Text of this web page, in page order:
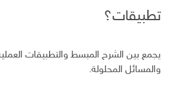
تطبيقات؟
يجمع بين الشرح المبسط والتطبيقات
والمسائل المحلولة.